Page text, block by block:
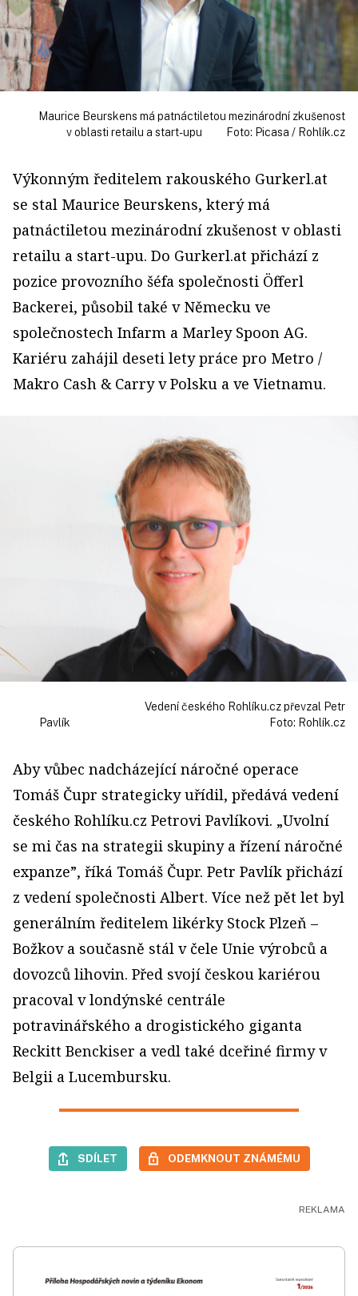
Maurice Beurskens má patnáctiletou mezinárodní zkušenost
v oblasti retailu a start-upu Foto: Picasa / Rohlík.cz
Výkonným ředitelem rakouského Gurkerl.at
se stal Maurice Beurskens, který má
patnáctiletou mezinárodní zkušenost v oblasti
retailu a start-upu. Do Gurkerl.at přichází z
pozice provozního šéfa společnosti Öfferl
Backerei, působil také v Německu ve
společnostech Infarm a Marley Spoon AG.
Kariéru zahájil deseti lety práce pro Metro /
Makro Cash & Carry v Polsku a ve Vietnamu.
Vedení českého Rohlíku.cz převzal Petr
Pavlík Foto: Rohlík.cz
Aby vůbec nadcházející náročné operace
Tomáš Čupr strategicky uřídil, předává vedení
českého Rohlíku.cz Petrovi Pavlíkovi. „Uvolní
se mi čas na strategii skupiny a řízení náročné
expanze”, říká Tomáš Čupr. Petr Pavlík přichází
z vedení společnosti Albert. Více než pět let byl
generálním ředitelem likérky Stock Plzeň –
Božkov a současně stál v čele Unie výrobců a
dovozců lihovin. Před svojí českou kariérou
pracoval v londýnské centrále
potravinářského a drogistického giganta
Reckitt Benckiser a vedl také dceřiné firmy v
Belgii a Lucembursku.
SDÍLET ODEMKNOUT ZNÁMÉMU